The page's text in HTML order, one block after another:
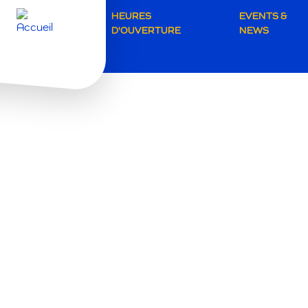
Secondary
HEURES
D'OUVERTURE
EVENTS &
NEWS